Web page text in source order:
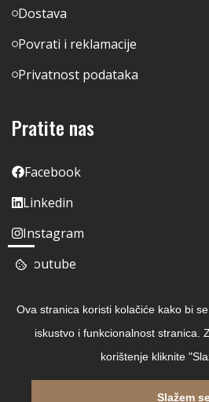
Dostava
Povrati i reklamacije
Privatnost podataka
Pratite nas
Facebook
Linkedin
Instagram
Youtube
Ova stranica koristi kolačiće kako bi
iskustvo i funkcionalnost stranica.
korištenje kliknite
Slažem